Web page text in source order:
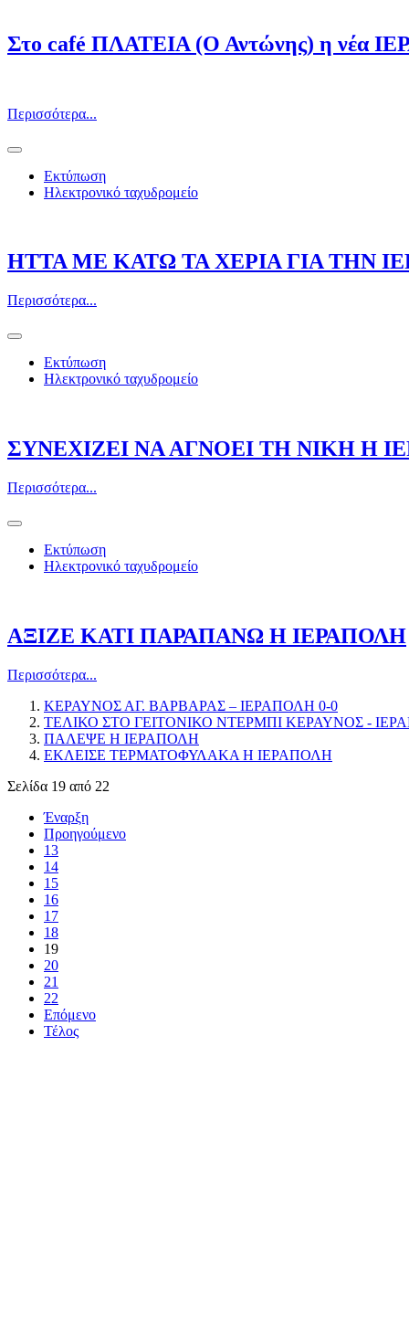
Στο café ΠΛΑΤΕΙΑ (Ο Αντώνης) η νέα
Περισσότερα...
Εκτύπωση
Ηλεκτρονικό ταχυδρομείο
ΗΤΤΑ ΜΕ ΚΑΤΩ ΤΑ ΧΕΡΙΑ ΓΙΑ ΤΗΝ
Περισσότερα...
Εκτύπωση
Ηλεκτρονικό ταχυδρομείο
ΣΥΝΕΧΙΖΕΙ ΝΑ ΑΓΝΟΕΙ ΤΗ ΝΙΚΗ Η
Περισσότερα...
Εκτύπωση
Ηλεκτρονικό ταχυδρομείο
ΑΞΙΖΕ ΚΑΤΙ ΠΑΡΑΠΑΝΩ Η ΙΕΡΑΠΟΛΗ
Περισσότερα...
ΚΕΡΑΥΝΟΣ ΑΓ. ΒΑΡΒΑΡΑΣ – ΙΕΡΑΠΟΛΗ 0-0
ΤΕΛΙΚΟ ΣΤΟ ΓΕΙΤΟΝΙΚΟ ΝΤΕΡΜΠΙ ΚΕΡΑΥΝΟΣ -
ΠΑΛΕΨΕ Η ΙΕΡΑΠΟΛΗ
ΕΚΛΕΙΣΕ ΤΕΡΜΑΤΟΦΥΛΑΚΑ Η ΙΕΡΑΠΟΛΗ
Σελίδα 19 από 22
Έναρξη
Προηγούμενο
13
14
15
16
17
18
19
20
21
22
Επόμενο
Τέλος